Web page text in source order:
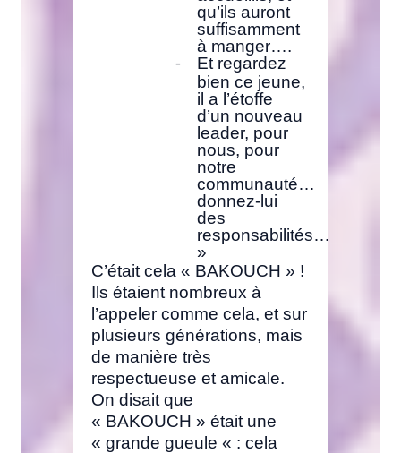
qu’ils auront
suffisamment
à manger….
-
Et regardez
bien ce jeune,
il a l’étoffe
d’un nouveau
leader, pour
nous, pour
notre
communauté…
donnez-lui
des
responsabilités…
»
C’était cela « BAKOUCH » !
Ils étaient nombreux à
l’appeler comme cela, et sur
plusieurs générations, mais
de manière très
respectueuse et amicale.
On disait que
« BAKOUCH » était une
« grande gueule « : cela